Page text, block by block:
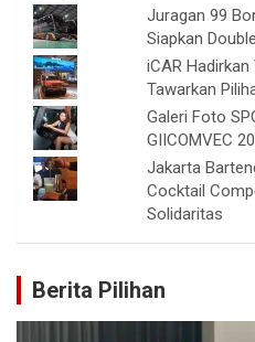
Juragan 99
Siapkan
iCAR
Tawarkan
Galeri Foto
GIICOMVEC
Jakarta
Cocktail
Solidaritas
Berita Pilihan